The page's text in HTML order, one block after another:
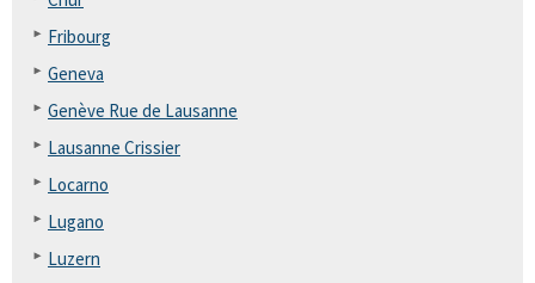
Fribourg
Geneva
Genève Rue de Lausanne
Lausanne Crissier
Locarno
Lugano
Luzern